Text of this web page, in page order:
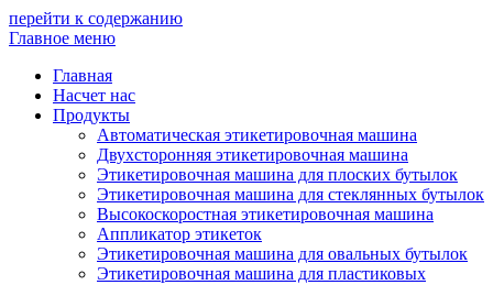
перейти к содержанию
Главное меню
Главная
Насчет нас
Продукты
Автоматическая этикетировочная машина
Двухсторонняя этикетировочная машина
Этикетировочная машина для плоских бутылок
Этикетировочная машина для стеклянных бутылок
Высокоскоростная этикетировочная машина
Аппликатор этикеток
Этикетировочная машина для овальных бутылок
Этикетировочная машина для пластиковых